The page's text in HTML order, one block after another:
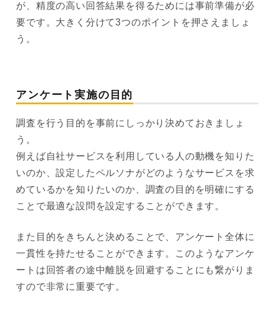
が、精度の高い回答結果を得るためには事前準備が必
要です。大きく分けて3つのポイントを押さえましょ
う。
アンケート実施の目的
調査を行う目的を事前にしっかり決めておきましょ
う。
例えば自社サービスを利用している人の動機を知りた
いのか、設定したペルソナがどのようなサービスを求
めているかを知りたいのか、調査の目的を明確にする
ことで最適な設問を設定することができます。
また目的をきちんと決めることで、アンケート全体に
一貫性を持たせることができます。このようなアンケ
ートは回答者の途中離脱を回避することにも繋がりま
すので非常に重要です。